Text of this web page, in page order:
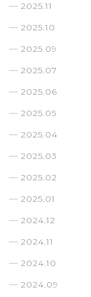
2025.11
2025.10
2025.09
2025.07
2025.06
2025.05
2025.04
2025.03
2025.02
2025.01
2024.12
2024.11
2024.10
2024.09